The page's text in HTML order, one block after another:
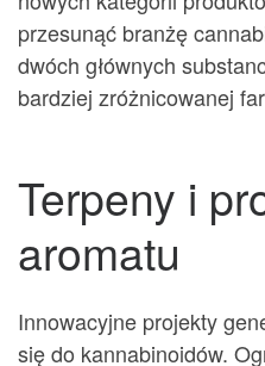
przesunąć branżę
dwóch głównych
bardziej zróżnicowanej
Terpeny i
aromatu
Innowacyjne projekty
się do kannabinoidów.